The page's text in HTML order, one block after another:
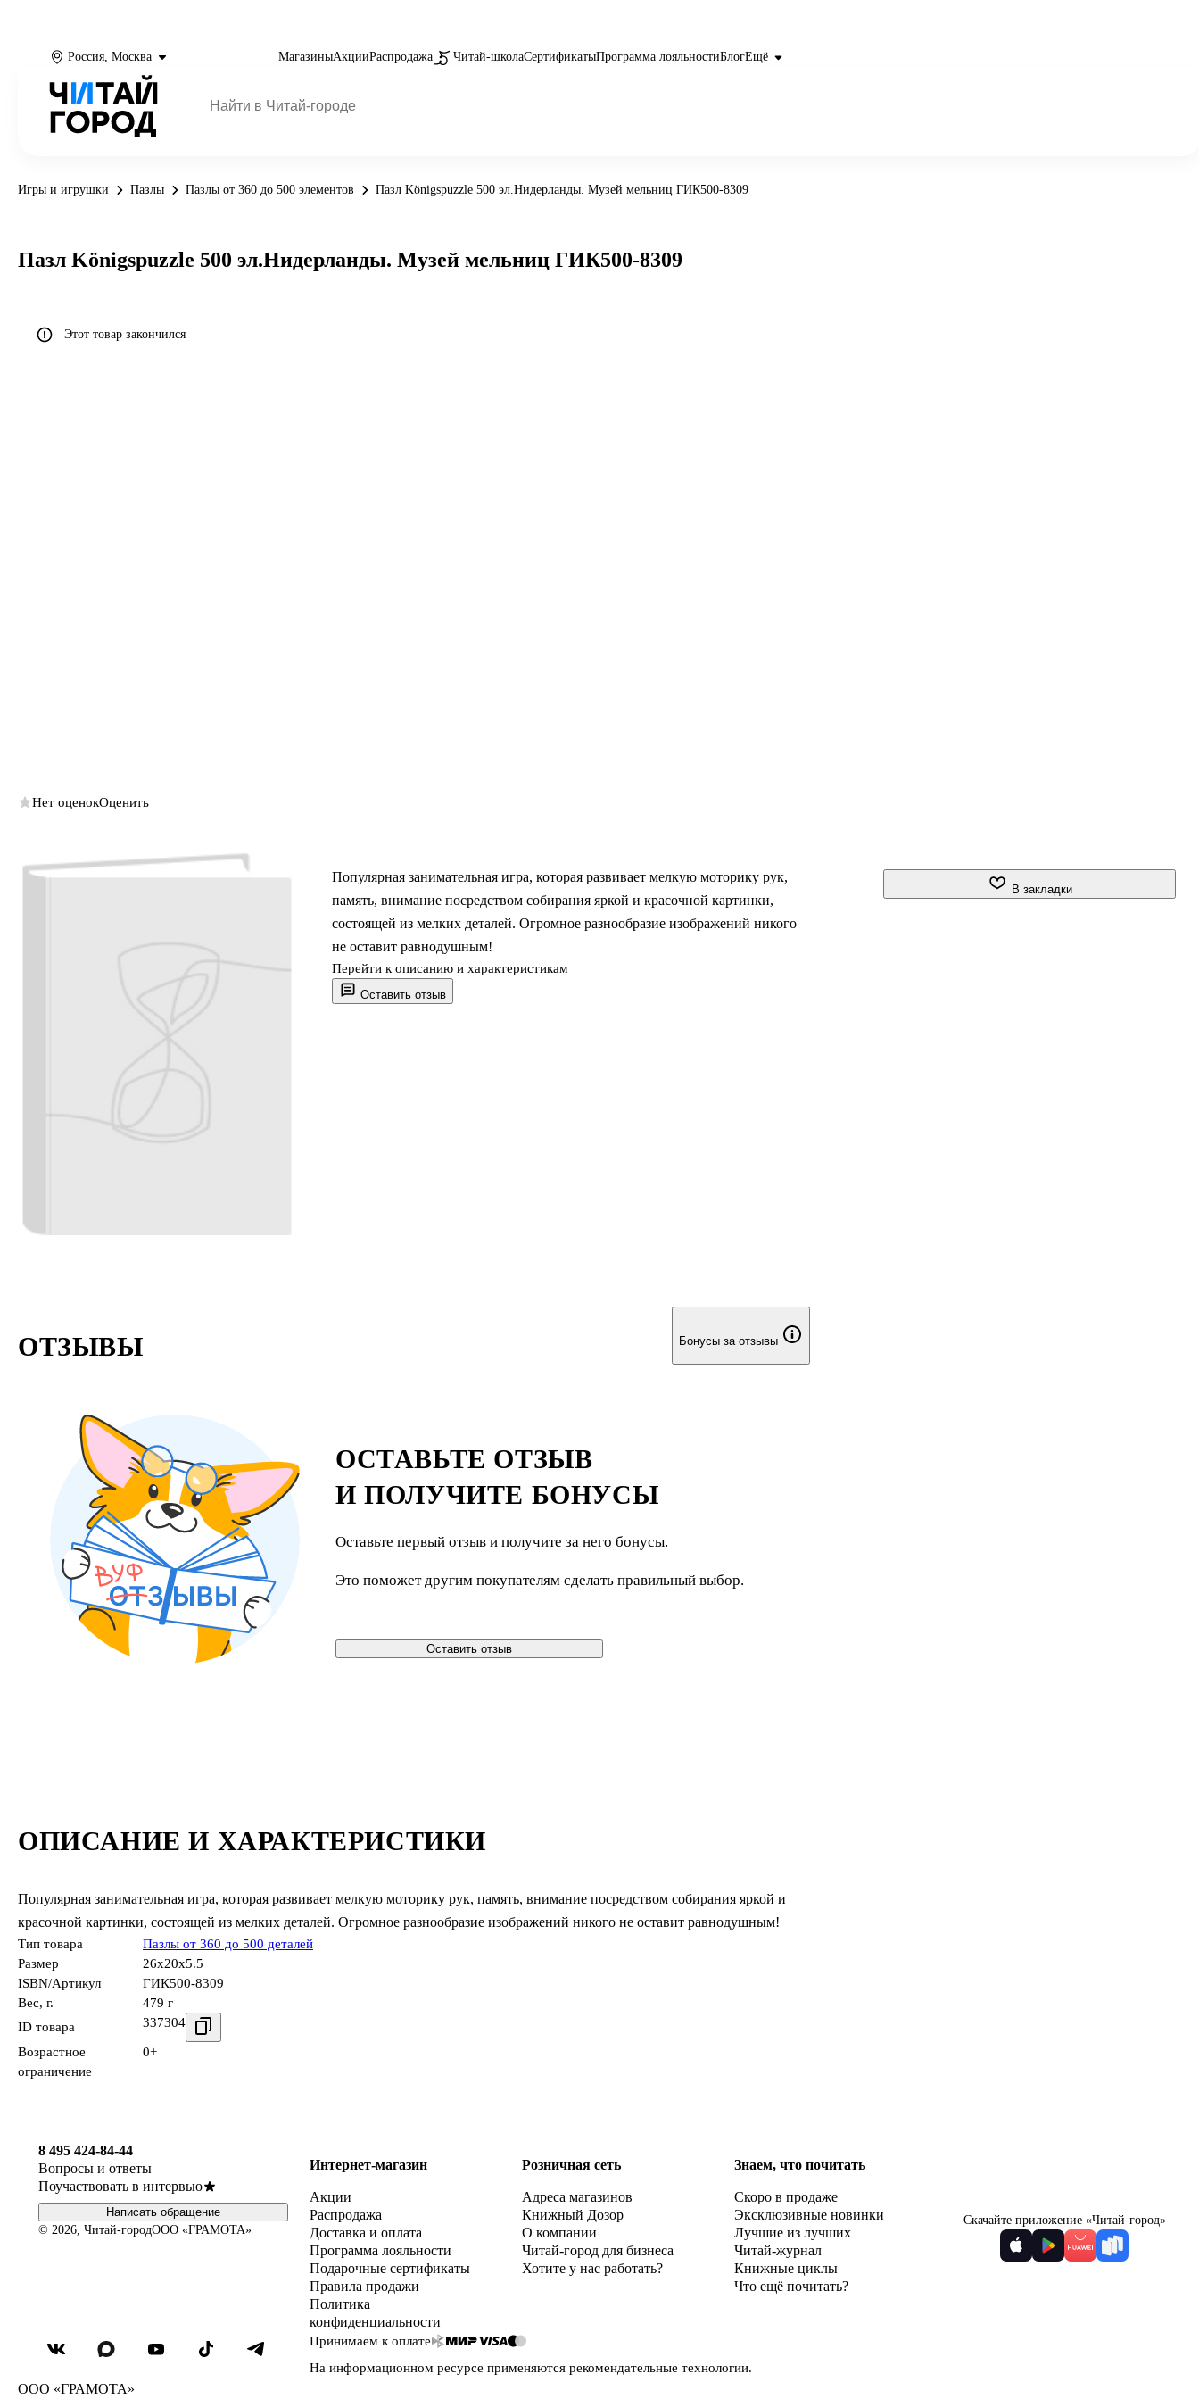
Россия, Москва МагазиныАкцииРаспродажа Читай-школаСертификатыПрограмма лояльностиБлогЕщё
Игры и игрушки Пазлы Пазлы от 360 до 500 элементов Пазл Königspuzzle 500 эл.Нидерланды. Музей мельниц ГИК500-8309
Оставить отзыв
Популярная занимательная игра, которая развивает мелкую моторику рук,
память, внимание посредством собирания яркой и красочной картинки,
состоящей из мелких деталей. Огромное разнообразие изображений никого
не оставит равнодушным!
Перейти к описанию и характеристикам
Пазл Königspuzzle 500 эл.Нидерланды. Музей мельниц ГИК500-8309
Этот товар закончился
Нет оценокОценить
В закладки
ОПИСАНИЕ И ХАРАКТЕРИСТИКИ
Популярная занимательная игра, которая развивает мелкую моторику рук, память, внимание посредством собирания яркой и
красочной картинки, состоящей из мелких деталей. Огромное разнообразие изображений никого не оставит равнодушным!
Тип товара
Пазлы от 360 до 500 деталей
Размер
26x20x5.5
ISBN/Артикул
ГИК500-8309
Вес, г.
479 г
ID товара
337304
Возрастное
ограничение
0+
ОТЗЫВЫ Бонусы за отзывы
ОСТАВЬТЕ ОТЗЫВ
И ПОЛУЧИТЕ БОНУСЫ
Оставьте первый отзыв и получите за него бонусы.
Это поможет другим покупателям сделать правильный выбор.
Оставить отзыв
8 495 424-84-44
Вопросы и ответы
Поучаствовать в интервью
Написать обращение
© 2026, Читай-городООО «ГРАМОТА»
Интернет-магазин
Акции
Распродажа
Доставка и оплата
Программа лояльности
Подарочные сертификаты
Правила продажи
Политика
конфиденциальности
Розничная сеть
Адреса магазинов
Книжный Дозор
О компании
Читай-город для бизнеса
Хотите у нас работать?
Знаем, что почитать
Скоро в продаже
Эксклюзивные новинки
Лучшие из лучших
Читай-журнал
Книжные циклы
Что ещё почитать?
Принимаем к оплате
На информационном ресурсе применяются рекомендательные технологии.
Скачайте приложение «Читай-город»
ООО «ГРАМОТА»